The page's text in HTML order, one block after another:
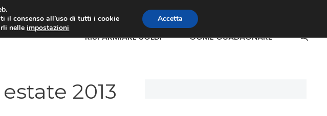
RISPARMIARE SOLDI COME GUADAGNARE
2013
il consenso all’uso di tutti i cookie
nelleimpostazioni
Accetta